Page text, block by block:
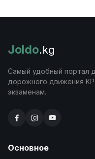
Joldo.kg
Самый удобный портал
дорожного движения КР
экзаменам.
Основное